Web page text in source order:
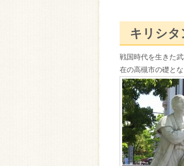
キリシタ
戦国時代を生きた
在の高槻市の礎とな